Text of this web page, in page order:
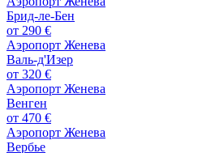
Брид-ле-Бен
от 290 €
Аэропорт Женева
Валь-д'Изер
от 320 €
Аэропорт Женева
Венген
от 470 €
Аэропорт Женева
Вербье